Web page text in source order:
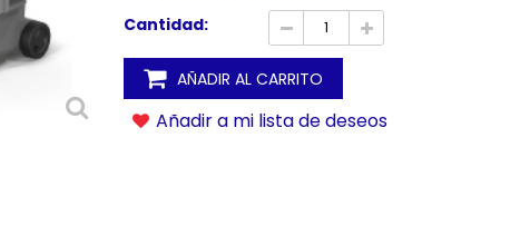
Cantidad:
AÑADIR AL CARRITO
Añadir a mi lista de deseos